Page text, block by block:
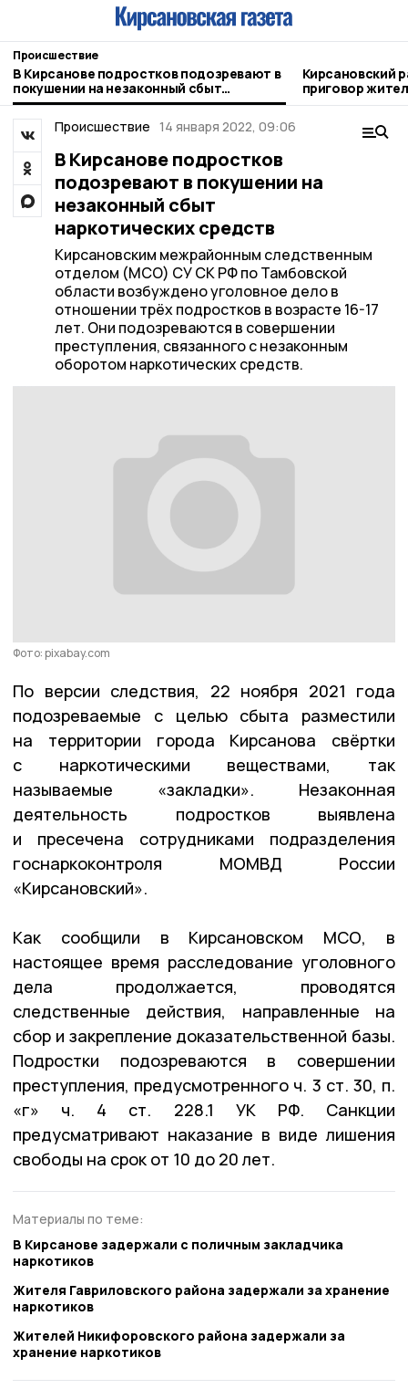
Происшествие
В Кирсанове подростков подозревают в
покушении на незаконный сбыт
наркотических средств
Кирсановский
приговор
Происшествие 14 января 2022, 09:06
В Кирсанове подростков
подозревают в покушении на
незаконный сбыт
наркотических средств
Кирсановским межрайонным следственным
отделом (МСО) СУ СК РФ по Тамбовской
области возбуждено уголовное дело в
отношении трёх подростков в возрасте 16-17
лет. Они подозреваются в совершении
преступления, связанного с незаконным
оборотом наркотических средств.
Фото: pixabay.com
По версии следствия, 22 ноября 2021 года
подозреваемые с целью сбыта разместили
на территории города Кирсанова свёртки
с наркотическими веществами, так
называемые «закладки». Незаконная
деятельность подростков выявлена
и пресечена сотрудниками подразделения
госнаркоконтроля МОМВД России
«Кирсановский».
Как сообщили в Кирсановском МСО, в
настоящее время расследование уголовного
дела продолжается, проводятся
следственные действия, направленные на
сбор и закрепление доказательственной базы.
Подростки подозреваются в совершении
преступления, предусмотренного ч. 3 ст. 30, п.
«г» ч. 4 ст. 228.1 УК РФ. Санкции
предусматривают наказание в виде лишения
свободы на срок от 10 до 20 лет.
Материалы по теме:
В Кирсанове задержали с поличным закладчика
наркотиков
Жителя Гавриловского района задержали за хранение
наркотиков
Жителей Никифоровского района задержали за
хранение наркотиков